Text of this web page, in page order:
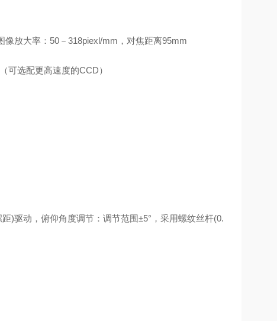
放大率：50－318piexl/mm，对焦距离95mm
可选配更高速度的CCD）
)驱动，俯仰角度调节：调节范围±5°，采用螺纹丝杆(0.